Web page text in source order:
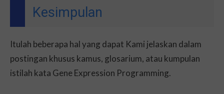
Kesimpulan
Itulah beberapa hal yang dapat Kami jelaskan dalam
postingan khusus kamus, glosarium, atau kumpulan
istilah kata Gene Expression Programming.